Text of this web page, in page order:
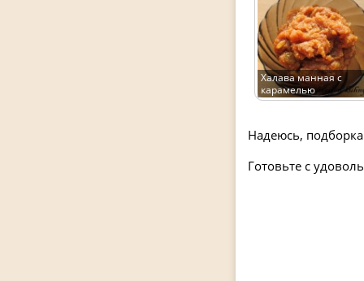
Халава манная с
карамелью
Надеюсь,
Готовьте с